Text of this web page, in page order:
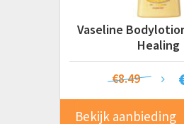
Vaseline
Healing
€8.49
Bekijk aanbieding